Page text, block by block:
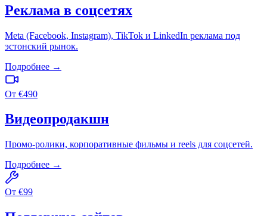
Реклама в соцсетях
Meta (Facebook, Instagram), TikTok и LinkedIn реклама под
эстонский рынок.
Подробнее →
От €490
Видеопродакшн
Промо-ролики, корпоративные фильмы и reels для соцсетей.
Подробнее →
От €99